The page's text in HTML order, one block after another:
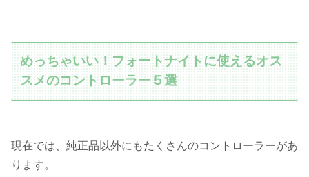
めっちゃいい！フォートナイトに使えるオス
スメのコントローラー５選
現在では、純正品以外にもたくさんのコントローラーがあ
ります。